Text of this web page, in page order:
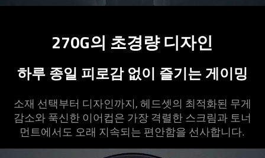
270G의 초경량 디자인
하루 종일 피로감 없이 즐기는 게 이밍
소재 선택부터 디자인까지, 헤드셋의 최적화된 무게
감소와 푹신한 이어컵은 가장 격렬한 스크림과 토너
먼트에서도 오래 지속되는 편안함을 선사합니다.